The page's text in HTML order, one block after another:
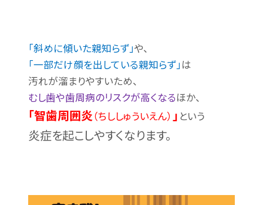
「斜めに傾いた親知らず」や、
「一部だけ顔を出している親知らず」 は
汚れが溜まりやすいため、
むし歯や歯周病のリスクが高くなるほか、
「智歯周囲炎（ちししゅういえん） 」 という
炎症を起こしやすくなります。